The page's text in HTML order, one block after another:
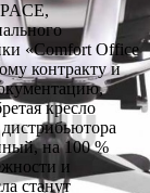
«Comfort Office
контракту и
кресло
на 100 %
и
станут